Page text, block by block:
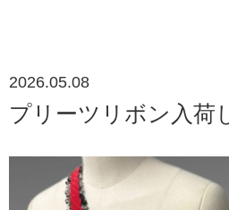
2026.05.08
プリーツリボン入荷